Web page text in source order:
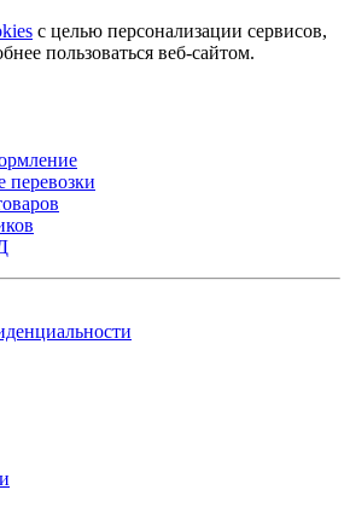
с целью персонализации сервисов,
пользоваться веб-сайтом.